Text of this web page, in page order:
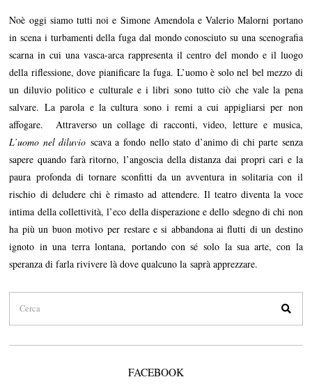
Noè oggi siamo tutti noi e Simone Amendola e Valerio Malorni portano
in scena i turbamenti della fuga dal mondo conosciuto su una scenografia
scarna in cui una vasca-arca rappresenta il centro del mondo e il luogo
della riflessione, dove pianificare la fuga. L’uomo è solo nel bel mezzo di
un diluvio politico e culturale e i libri sono tutto ciò che vale la pena
salvare. La parola e la cultura sono i remi a cui appigliarsi per non
affogare. Attraverso un collage di racconti, video, letture e musica,
L’uomo nel diluvio scava a fondo nello stato d’animo di chi parte senza
sapere quando farà ritorno, l’angoscia della distanza dai propri cari e la
paura profonda di tornare sconfitti da un avventura in solitaria con il
rischio di deludere chi è rimasto ad attendere. Il teatro diventa la voce
intima della collettività, l’eco della disperazione e dello sdegno di chi non
ha più un buon motivo per restare e si abbandona ai flutti di un destino
ignoto in una terra lontana, portando con sé solo la sua arte, con la
speranza di farla rivivere là dove qualcuno la saprà apprezzare.
FACEBOOK